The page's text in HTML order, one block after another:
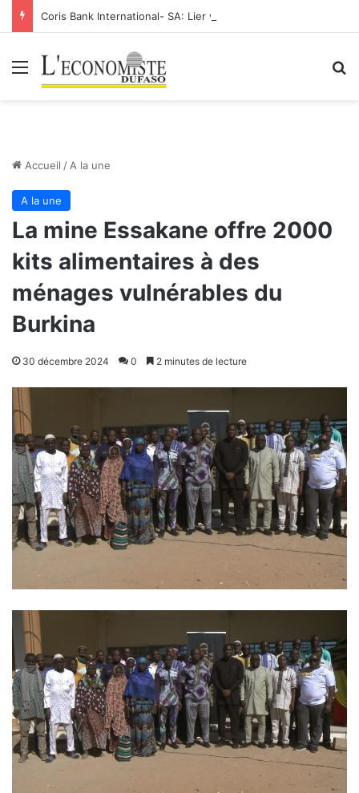
Menu
Accueil / A la une
A la une
La mine Essakane offre 2000
kits alimentaires à des
ménages vulnérables du
Burkina
30 décembre 2024 0 2 minutes de lecture